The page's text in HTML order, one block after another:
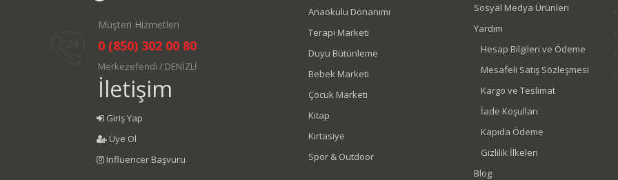
Müşteri Hizmetleri
0 (850) 302 00 80
Merkezefendi / DENİZLİ
İletişim
Giriş Yap
Üye Ol
Influencer Başvuru
Anaokulu Donanımı
Terapi Marketi
Duyu Bütünleme
Bebek Marketi
Çocuk Marketi
Kitap
Kırtasiye
Spor & Outdoor
Sosyal Medya Ürünleri
Yardım
Hesap Bilgileri ve Ödeme
Mesafeli Satış Sözleşmesi
Kargo ve Teslimat
İade Koşulları
Kapıda Ödeme
Gizlilik İlkeleri
Blog